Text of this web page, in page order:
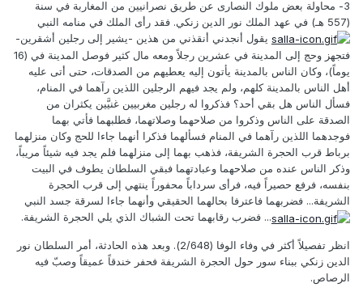
3- محاولة بعض ملوك النصارى عن طريق نصرانيين من المغاربة في سنة
يقول أنجدني أنقذني من هذين -يشير إلى رجلين أشقرين-
فتجهز وحج إلى المدينة في عشرين رجلاً ومعه مال كثير فوصل المدينة في (16
يوماً)، وكان الناس بالمدينة يأتون إليه يعطيهم من الصدقات، حتى أتى عليه
أهل الناس بالمدينة كلهم، ولم يجد فيهم الرجلين اللذين رآهما في المنام،
فسأل الناس هل بقي أحد؟ فذكروا له رجلين مغربيين غنيَّين يكثران من
الصدقة على الناس وذكروا من صلاحهما وصلاتهما، فطلبهما فأتي بهما
فوجدهما اللذين رآهما في المنام فسألهما فذكرا أنهما جاءا للحج وكان منزلهما
برباط قرب الحجرة الشريفة، فذهب بهما إلى منزلهما فلم يجد فيه شيئاً مريباً،
وذكر الناس عنده من صلاحهما وعبادتهما فبقي السلطان يطوف في البيت
بنفسه، فرفع حصيراً فيه، فرأى سرداباً محفوراً ينتهي إلى قرب الحجرة
الشريفة... فضربهما فاعترفا بحالهما الحقيقي وأنهما جاءا لسرقة جسد النبي
... فضرب رقابهما تحت الشباك الذي يلي الحجرة الشريفة.
انظر تفصيلاً أكثر في وفاء الوفا (2/648). وبعد هذه الحادثة، أمر السلطان نور
الدين زنكي ببناء سور حول الحجرة الشريفة فحفر خندقاً عميقاً وصبّ فيه
الرصاص.